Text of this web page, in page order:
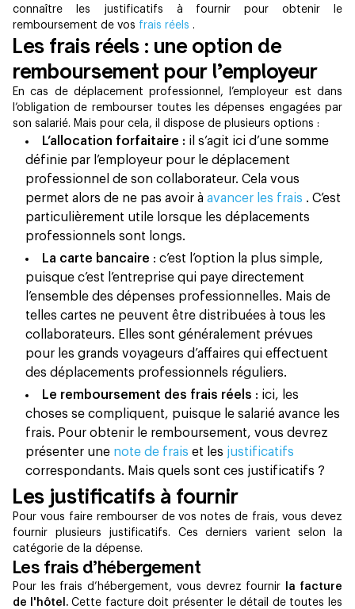
connaître les justificatifs à fournir pour obtenir le
remboursement de vos frais réels .
Les frais réels : une option de
remboursement pour l’employeur
En cas de déplacement professionnel, l’employeur est dans
l’obligation de rembourser toutes les dépenses engagées par
son salarié. Mais pour cela, il dispose de plusieurs options :
L’allocation forfaitaire : il s’agit ici d’une somme
définie par l’employeur pour le déplacement
professionnel de son collaborateur. Cela vous
permet alors de ne pas avoir à avancer les frais . C’est
particulièrement utile lorsque les déplacements
professionnels sont longs.
La carte bancaire : c’est l’option la plus simple,
puisque c’est l’entreprise qui paye directement
l’ensemble des dépenses professionnelles. Mais de
telles cartes ne peuvent être distribuées à tous les
collaborateurs. Elles sont généralement prévues
pour les grands voyageurs d’affaires qui effectuent
des déplacements professionnels réguliers.
Le remboursement des frais réels : ici, les
choses se compliquent, puisque le salarié avance les
frais. Pour obtenir le remboursement, vous devrez
présenter une note de frais et les justificatifs
correspondants. Mais quels sont ces justificatifs ?
Les justificatifs à fournir
Pour vous faire rembourser de vos notes de frais, vous devez
fournir plusieurs justificatifs. Ces derniers varient selon la
catégorie de la dépense.
Les frais d’hébergement
Pour les frais d’hébergement, vous devrez fournir
la facture
de l'hôtel.Cette facture doit présenter le détail de toutes les